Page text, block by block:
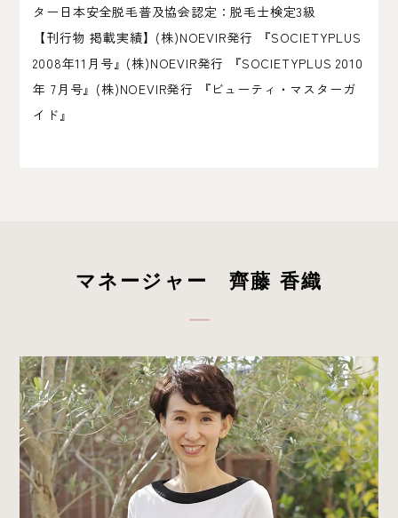
ター日本安全脱毛普及協会認定：脱毛士検定3級
【刊行物 掲載実績】(株)NOEVIR発行 『SOCIETYPLUS
2008年11月号』(株)NOEVIR発行 『SOCIETYPLUS 2010
年 7月号』(株)NOEVIR発行 『ビューティ・マスターガ
イド』
マネージャー 齊藤 香織